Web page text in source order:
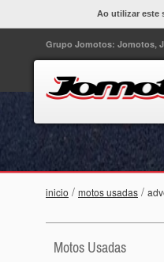
Ao utilizar este
Grupo Jomotos: Jomotos,
inicio / motos usadas /
Motos Usadas